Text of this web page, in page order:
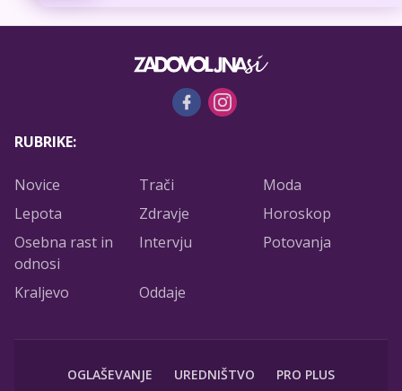
RUBRIKE:
Novice Trači
Moda
Lepota
Zdravje
Horoskop
Osebna rast in
odnosi
Intervju Potovanja
Kraljevo Oddaje
OGLAŠEVANJE UREDNIŠTVO PRO PLUS